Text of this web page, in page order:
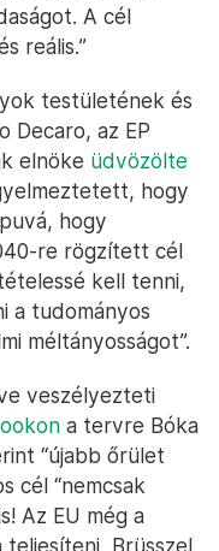
A cél
reális.”
testületének és
Decaro, az EP
elnöke üdvözölte
hogy
hogy
re rögzített cél
kell tenni,
a tudományos
méltányosságot”.
veszélyezteti
a tervre Bóka
“újabb őrület
cél “nemcsak
Az EU még a
Brüsszel